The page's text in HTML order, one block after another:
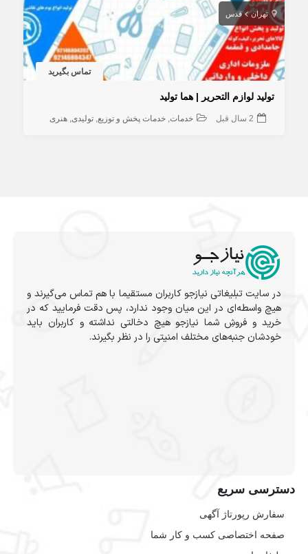
تهران قدس
تماس بگیرید
تولید لوازم التحریر | هما تولید
2 سال قبل خدمات خدمات پخش و توزیع تولیدی هنری
در سایت تبلیغاتی نیازجو کاربران مستقیما با هم تماس می‌گیرند و
هیچ واسطه‌ای در این میان وجود ندارد، پس دقت فرمایید که در
خرید و فروشِ شما نیازجو هیچ دخالتی نداشته و کاربران باید
خودشان جنبه‌های مختلف امنیتی را در نظر بگیرند.
دسترسی سریع
سفارش رپورتاژ آگهی
صفحه اختصاصی کسب و کار شما